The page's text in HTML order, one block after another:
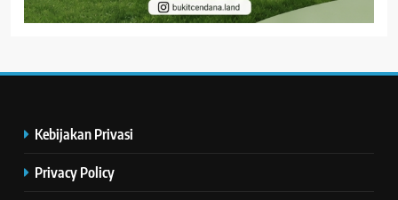
Kebijakan Privasi
Privacy Policy